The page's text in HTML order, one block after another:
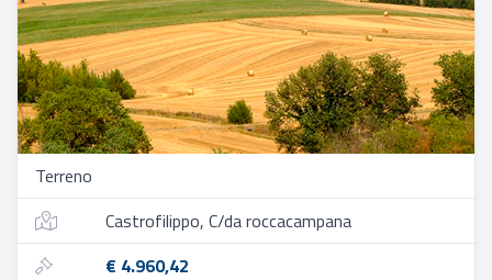
Terreno
Castrofilippo, C/da roccacampana
€ 4.960,42